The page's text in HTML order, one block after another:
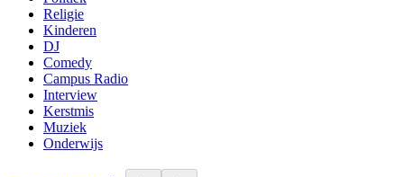
Religie
Kinderen
DJ
Comedy
Campus Radio
Interview
Kerstmis
Muziek
Onderwijs